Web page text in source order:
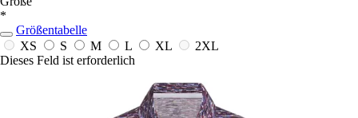
*
Größentabelle
XS
S M L XL
2XL
Dieses Feld ist erforderlich